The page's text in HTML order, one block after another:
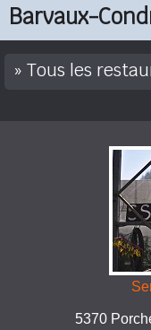
Barvaux-
Tous les
5370